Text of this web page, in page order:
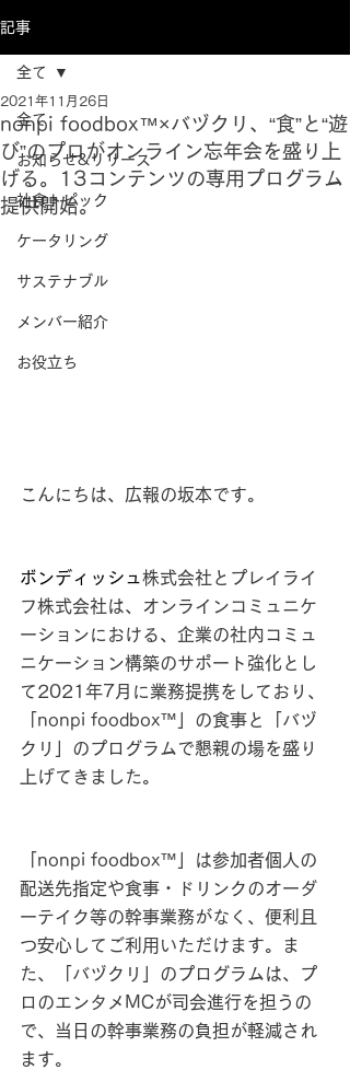
記事
全て
お知らせ&リリース
社食トピック
ケータリング
サステナブル
メンバー紹介
お役立ち
全て
nonpi foodbox™×バヅクリ、“食”と“遊
び”のプロがオンライン忘年会を盛り上
げる。13コンテンツの専用プログラム
提供開始。
2021年11月26日
こんにちは、広報の坂本です。
ボンディッシュ株式会社とプレイライ
フ株式会社は、オンラインコミュニケ
ーションにおける、企業の社内コミュ
ニケーション構築のサポート強化とし
て2021年7月に業務提携をしており、
「nonpi foodbox™」の食事と「バヅ
クリ」のプログラムで懇親の場を盛り
上げてきました。
「nonpi foodbox™」は参加者個人の
配送先指定や食事・ドリンクのオーダ
ーテイク等の幹事業務がなく、便利且
つ安心してご利用いただけます。ま
た、「バヅクリ」のプログラムは、プ
ロのエンタメMCが司会進行を担うの
で、当日の幹事業務の負担が軽減され
ます。